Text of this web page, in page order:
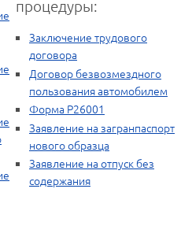
процедуры:
Заключение трудового
договора
Договор безвозмездного
пользования автомобилем
Форма Р26001
Заявление на загранпаспорт
нового образца
Заявление на отпуск без
содержания